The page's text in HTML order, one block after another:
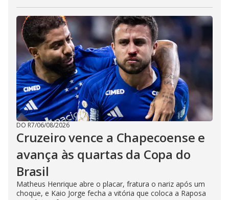
DO R7/06/08/2026
Cruzeiro vence a Chapecoense e
avança às quartas da Copa do
Brasil
Matheus Henrique abre o placar, fratura o nariz após um
choque, e Kaio Jorge fecha a vitória que coloca a Raposa